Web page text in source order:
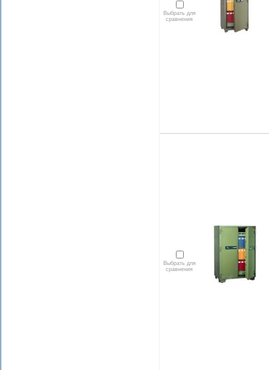
Выбрать для
сравнения
Выбрать для
сравнения